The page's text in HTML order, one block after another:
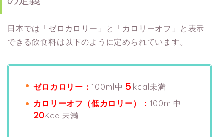
日本では「ゼロカロリー」と「カロリーオフ」と表示
できる飲食料は以下のように定められています。
ゼロカロリー： 100ml中 ５ kcal未満
カロリーオフ（低カロリー）： 100ml中
20Kcal未満